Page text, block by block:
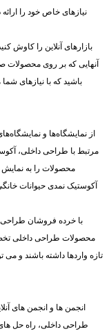
نیازهای خاص خود را
بازارهای آنلاین را کاوش
آنهایی که بر روی محصولات
باشید که با نیازهای
از نمایشگاه‌ها و
مرتبط با طراحی داخلی،
محصولات را به نمایش
آکوستیک نمدی حیوانات
با خرده فروشان طراحی
محصولات طراحی داخلی
تازه واردها داشته باشند و می
انجمن ها و انجمن های
طراحی داخلی، راه حل